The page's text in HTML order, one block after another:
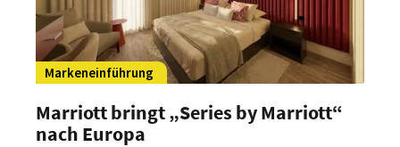
Markeneinführung
Marriott bringt „Series by Marriott“
nach Europa